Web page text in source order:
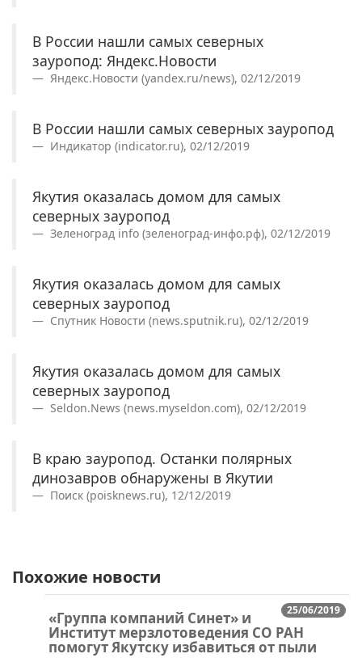
В России нашли самых северных
зауропод: Яндекс.Новости
Яндекс.Новости (yandex.ru/news), 02/12/2019
В России нашли самых северных зауропод
Индикатор (indicator.ru), 02/12/2019
Якутия оказалась домом для самых
северных зауропод
Зеленоград info (зеленоград-инфо.рф), 02/12/2019
Якутия оказалась домом для самых
северных зауропод
Спутник Новости (news.sputnik.ru), 02/12/2019
Якутия оказалась домом для самых
северных зауропод
Seldon.News (news.myseldon.com), 02/12/2019
В краю зауропод. Останки полярных
динозавров обнаружены в Якутии
Поиск (poisknews.ru), 12/12/2019
Похожие новости
25/06/2019
«Группа компаний Синет» и
Институт мерзлотоведения СО РАН
помогут Якутску избавиться от пыли